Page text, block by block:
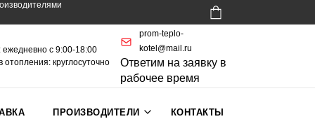
ежедневно с 9:00-18:00
отопления: круглосуточно
prom-teplo-
kotel@mail.ru
Ответим на заявку в
рабочее время
ПРОИЗВОДИТЕЛИ КОНТАКТЫ